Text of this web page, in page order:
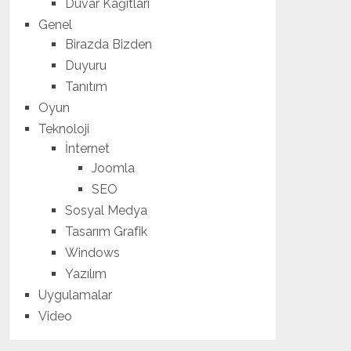
Duvar Kağıtları
Genel
Birazda Bizden
Duyuru
Tanıtım
Oyun
Teknoloji
İnternet
Joomla
SEO
Sosyal Medya
Tasarım Grafik
Windows
Yazılım
Uygulamalar
Video